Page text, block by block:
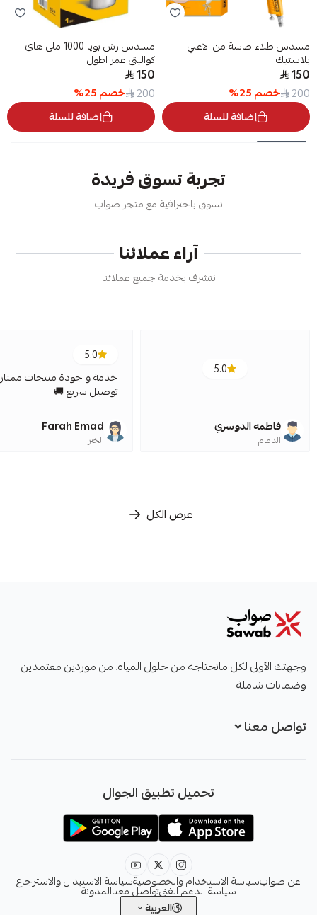
مسدس طلاء طاسة من الاعلي
بلاستيك
150
200 خصم25
%
إضافة للسلة
مسدس رش بويا 1000 ملى هاى
كواليتى عمر اطول
150
200 خصم25
%
إضافة للسلة
تجربة تسوق فريدة
تسوق باحترافية مع متجر صواب
آراء عملائنا
نتشرف بخدمة جميع عملائنا
5.0
فاطمه الدوسري
الدمام
5.0
خدمة و جودة منتجات
توصيل سريع 🚚
Farah Emad
الخبر
عرض الكل
وجهتك الأولى لكل ماتحتاجه من حلول المياه، من موردين معتمدين
وضمانات شاملة
تواصل معنا
info@sawab.app
تحميل تطبيق الجوال
عن صوابسياسة الاستخدام والخصوصيةسياسة الاستبدال والاسترجاع
سياسة الدعم الفنيتواصل معناالمدونة
العربية